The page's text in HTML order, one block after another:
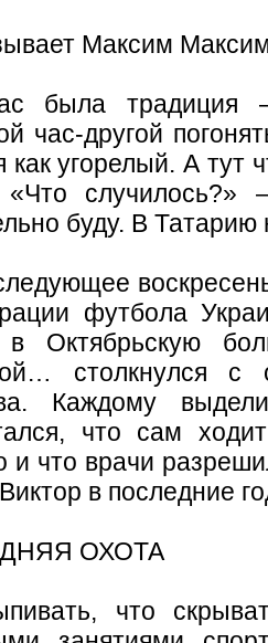
Максим
была традиция –
час-другой
как угорелый. А тут
буду. В
футбола
в Октябрьскую
столкнулся с
Каждому
что сам
и что врачи
в последние
ОХОТА
что